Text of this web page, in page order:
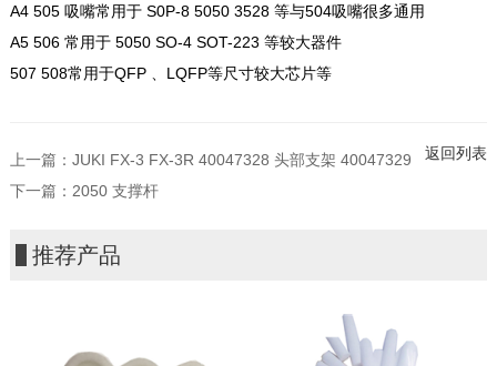
A4 505 吸嘴常用于 S0P-8 5050 3528 等与504吸嘴很多通用
A5 506 常用于 5050 SO-4 SOT-223 等较大器件
507 508常用于QFP 、LQFP等尺寸较大芯片等
上一篇： JUKI FX-3 FX-3R 40047328 头部支架 40047329
下一篇： 2050 支撑杆
返回列表
推荐产品